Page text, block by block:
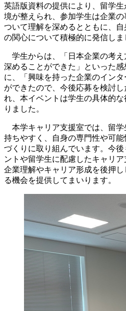
英語版資料の提供により、留学
境が整えられ、参加学生は企業
ついて理解を深めるとともに、
の関心について積極的に発信しま
学生からは、「日本企業の考え
深めることができた」といった
に、「興味を持った企業のイン
ができたので、今後応募を検討
れ、本イベントは学生の具体的
りました。
本学キャリア支援室では、留学
持ちやすく、自身の専門性や可
づくりに取り組んでいます。今
ントや留学生に配慮したキャリア
企業理解やキャリア形成を後押
る機会を提供してまいります。